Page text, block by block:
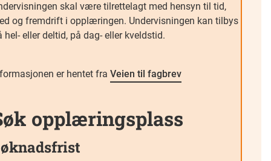
skal være tilrettelagt med hensyn til tid,
og fremdrift i opplæringen. Undervisningen kan tilbys
hel- eller deltid, på dag- eller kveldstid.
er hentet fra Veien til fagbrev
opplæringsplass